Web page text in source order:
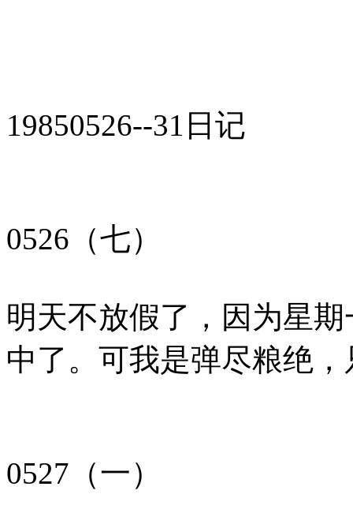
19850526--31日记
0526（七）
明天不放假了，因为星
中了。可我是弹尽粮绝
0527（一）